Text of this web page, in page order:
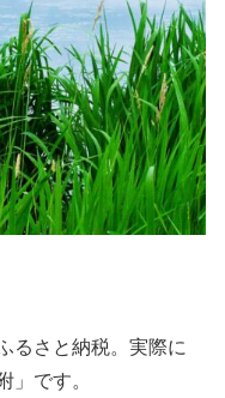
るさと納税。実際に
です。